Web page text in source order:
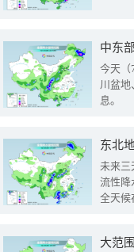
中东
今天（
川盆地
息。
东北
未来三
流性降
全天候
大范